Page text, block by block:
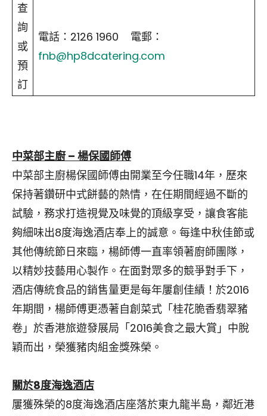
查
詢
或
預
訂
電話：2126 1960 電郵：
fnb@hp8dcatering.com
中菜部主廚 – 楊保國師傅
中菜部主廚楊保國師傅由開業至今任職14年，歷來
保持著鑽研中式餅藝的熱情，在任期間經過不斷的
試驗，務求打造視覺及味覺的頂級享受，讓食客能
夠細味出8度海逸酒店奉上的誠意。每逢中秋佳節或
其他傳統節日來臨，楊師傅一直率領著廚師團隊，
以精妙技藝用心製作。在面對眾多的競爭對手下，
酒店傳統食品的銷售量更是每年屢創佳績！於2016
年期間，楊師傅更憑著自創菜式「桂花脆香翡翠豬
卷」於香港旅遊發展局「2016美食之最大賞」中脫
穎而出，榮獲豬肉組金獎殊榮。
關於8度海逸酒店
屢獲殊榮的8度海逸酒店座落於東九龍半島，鄰近港